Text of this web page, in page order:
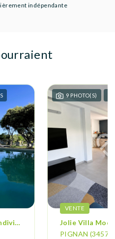
indépendante
Magnifique Propriété Individuelle D'environ 187m² Pignan À Vendre (Ouest De Montpellier)
9 PHOTO(S)
VENTE
PIGNAN (34570)